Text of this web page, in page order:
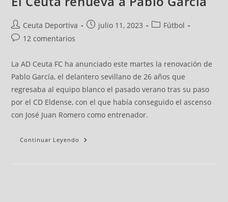
Ceuta Deportiva julio 11, 2023
Fútbol
12 comentarios
La AD Ceuta FC ha anunciado este martes la renovación de
Pablo García, el delantero sevillano de 26 años que
regresaba al equipo blanco el pasado verano tras su paso
por el CD Eldense, con el que había conseguido el ascenso
con José Juan Romero como entrenador.
Continuar Leyendo